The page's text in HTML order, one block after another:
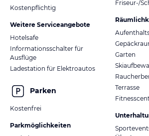
Kostenpflichtig
Weitere Serviceangebote
Hotelsafe
Informationsschalter für
Ausflüge
Ladestation für Elektroautos
Parken
Kostenfrei
Parkmöglichkeiten
Friseur-/
Garten
Terrasse